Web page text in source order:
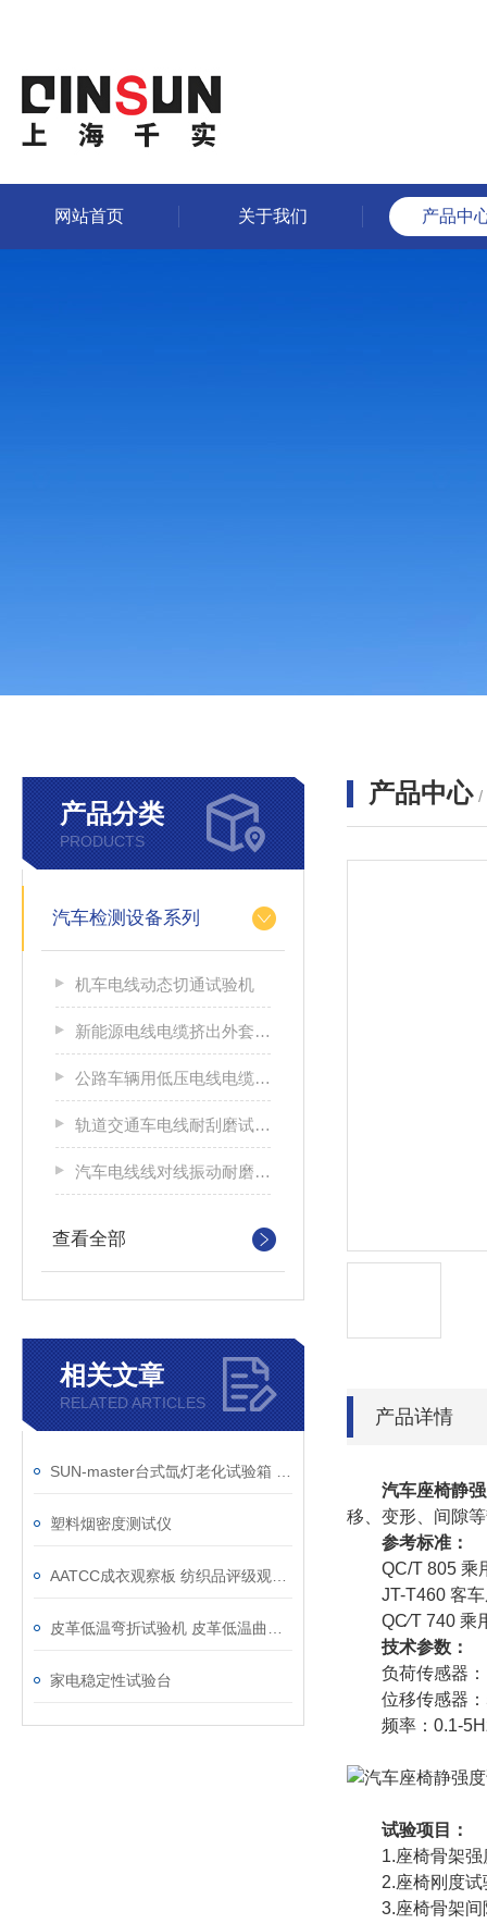
网站首页 关于我们 产品中
产品分类
PRODUCTS
汽车检测设备系列
机车电线动态切通试验机
新能源电线电缆挤出外套刮磨试验仪
公路车辆用低压电线电缆耐刮磨试验机
轨道交通车电线耐刮磨试验机
汽车电线线对线振动耐磨试验机
查看全部
相关文章
RELATED ARTICLES
塑料烟密度测试仪
家电稳定性试验台
产品中心 /
产品详情
汽车座椅静
移、变形、间隙
参考标准：
QC/T 805 乘用
JT-T460 客车
QC∕T 740 乘
技术参数：
负荷传感器：
位移传感器：
频率：0.1-
试验项目：
1.座椅骨架强
2.座椅刚度试
3.座椅骨架间